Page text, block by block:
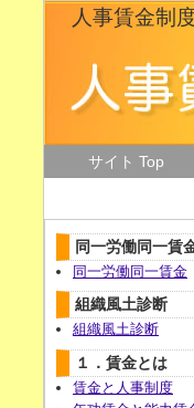
人事賃金制
サイト Top
同一労働同一賃
同一労働同一賃金
組織風土診断
組織風土診断
１．賃金とは
賃金と人事制度